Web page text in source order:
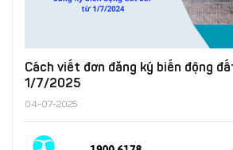
Cách viết đơn đăng ký biến động
1/7/2025
04-07-2025